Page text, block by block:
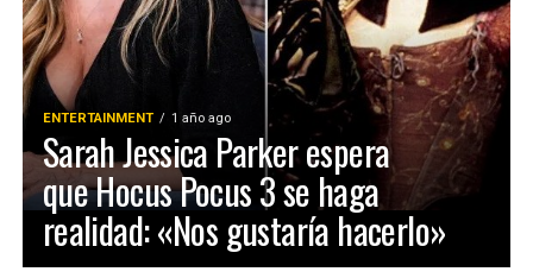
ENTERTAINMENT 1 año ago
Sarah Jessica Parker espera
que Hocus Pocus 3 se haga
realidad: «Nos gustaría hacerlo»